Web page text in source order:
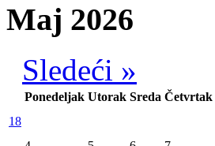
Maj 2026
Sledeći »
Ponedeljak Utorak Sreda Četvrtak
18